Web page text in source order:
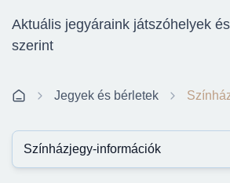
Aktuális jegyáraink játszóhelyek
szerint
Jegyek és bérletek